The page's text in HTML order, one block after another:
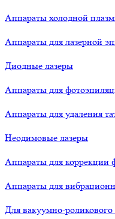
Аппараты холодной
Аппараты для лазерной
Диодные лазеры
Аппараты для
Аппараты для удаления
Неодимовые лазеры
Аппараты для коррекции
Аппараты для
Для вакуумно-роликового